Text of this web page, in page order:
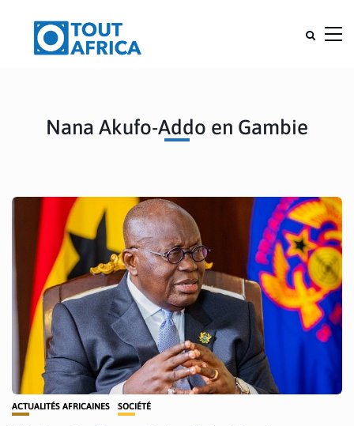
Nana Akufo-Addo en Gambie
ACTUALITÉS AFRICAINES SOCIÉTÉ